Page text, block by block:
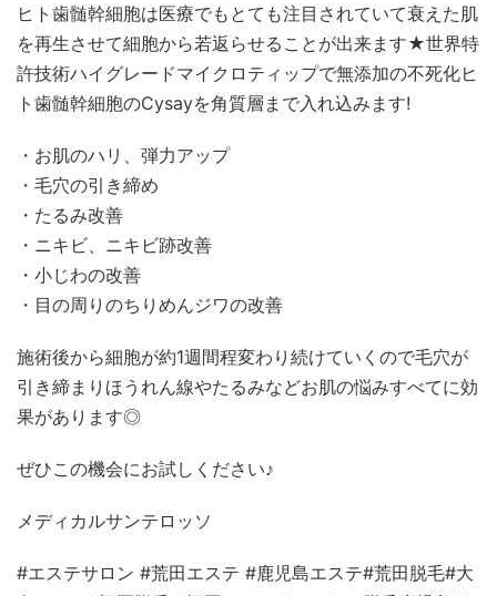
ヒト歯髄幹細胞は医療でもとても注目されていて衰えた肌
を再生させて細胞から若返らせることが出来ます★世界特
許技術ハイグレードマイクロティップで無添加の不死化ヒ
ト歯髄幹細胞のCysayを角質層まで入れ込みます!
・お肌のハリ、弾力アップ
・毛穴の引き締め
・たるみ改善
・ニキビ、ニキビ跡改善
・小じわの改善
・目の周りのちりめんジワの改善
施術後から細胞が約1週間程変わり続けていくので毛穴が
引き締まりほうれん線やたるみなどお肌の悩みすべてに効
果があります◎
ぜひこの機会にお試しください♪
メディカルサンテロッソ
#エステサロン #荒田エステ #鹿児島エステ#荒田脱毛#大